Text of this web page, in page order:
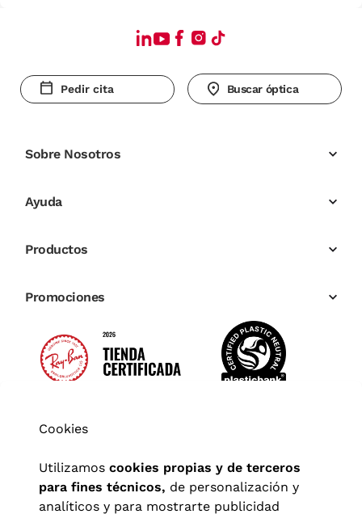
Pedir cita Buscar óptica
Sobre Nosotros
Ayuda
Productos
Promociones
Cookies
Utilizamos cookies propias y de terceros
para fines técnicos, de personalización y
analíticos y para mostrarte publicidad